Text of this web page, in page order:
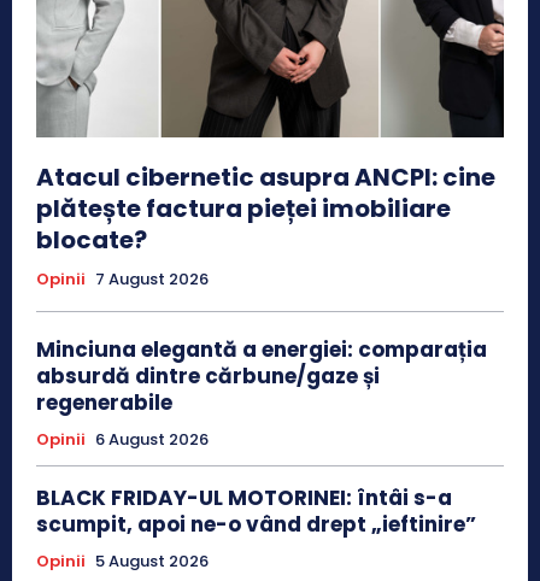
Atacul cibernetic asupra ANCPI: cine
plătește factura pieței imobiliare
blocate?
Opinii 7 August 2026
Minciuna elegantă a energiei: comparația
absurdă dintre cărbune/gaze și
regenerabile
Opinii 6 August 2026
BLACK FRIDAY-UL MOTORINEI: întâi s-a
scumpit, apoi ne-o vând drept „ieftinire”
Opinii 5 August 2026